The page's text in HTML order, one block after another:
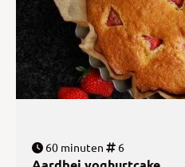
60 minuten 6